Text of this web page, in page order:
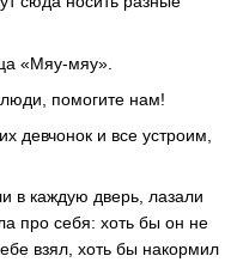
«Мяу-мяу».
помогите нам!
девчонок и все устроим,
в каждую дверь, лазали
про себя: хоть бы он не
взял, хоть бы накормил